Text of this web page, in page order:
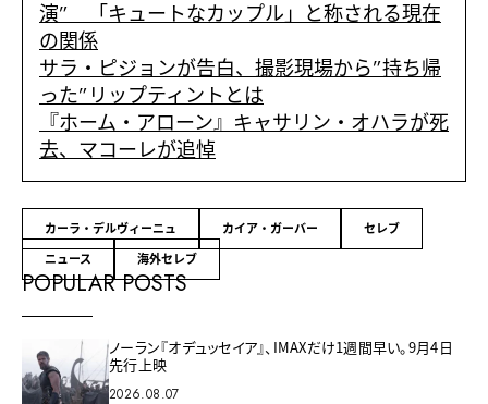
演” 「キュートなカップル」と称される現在
の関係
サラ・ピジョンが告白、撮影現場から”持ち帰
った”リップティントとは
『ホーム・アローン』キャサリン・オハラが死
去、マコーレが追悼
カーラ・デルヴィーニュ カイア・ガーバー
セレブ
ニュース
海外セレブ
POPULAR POSTS
ノーラン『オデュッセイア』、IMAXだけ1週間早い。9月4日
先行上映
2026.08.07